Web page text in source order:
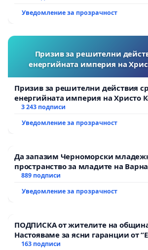
Уведомление за прозрачност
Призив за решителни
енергийната империя на
Призив за решителни действия
енергийната империя на Христо
3 243 подписи
Уведомление за прозрачност
Да запазим Черноморски
пространство за младите на Варна
889 подписи
Уведомление за прозрачност
ПОДПИСКА от жителите на
Настояваме за ясни гаранции от
АД и от държавата, че ще се
163 подписи